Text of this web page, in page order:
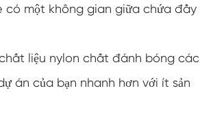
có một không gian giữa chứa đầy
liệu nylon chất đánh bóng
án của bạn nhanh hơn với ít sản